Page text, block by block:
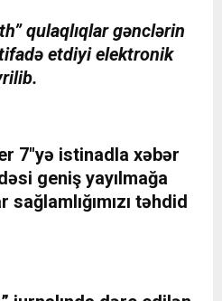
qulaqlıqlar gənclərin
etdiyi elektronik
7″yə istinadla xəbər
geniş yayılmağa
təhdid